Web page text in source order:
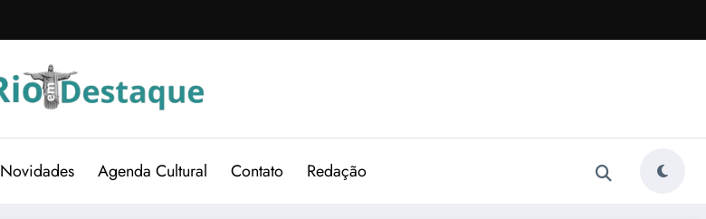
Novidades Agenda Cultural Contato Redação